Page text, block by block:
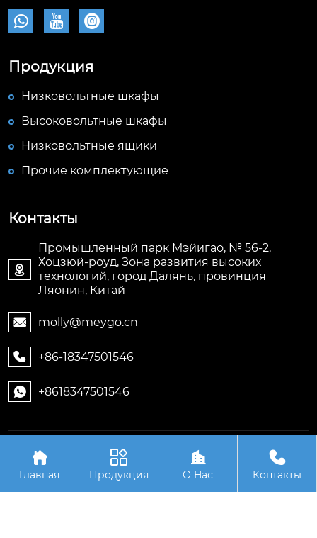
  
Продукция
Низковольтные шкафы
Высоковольтные шкафы
Низковольтные ящики
Прочие комплектующие
Контакты

Промышленный парк Мэйигао, № 56-2,
Хоцзюй-роуд, Зона развития высоких
технологий, город Далянь, провинция
Ляонин, Китай
 molly@meygo.cn
 +86-18347501546
 +8618347501546
Авторское право©ООО Ляонин Мэйигао Электро
Автоматизация Оборудования

Главная

Продукция

О Hас

Контакты